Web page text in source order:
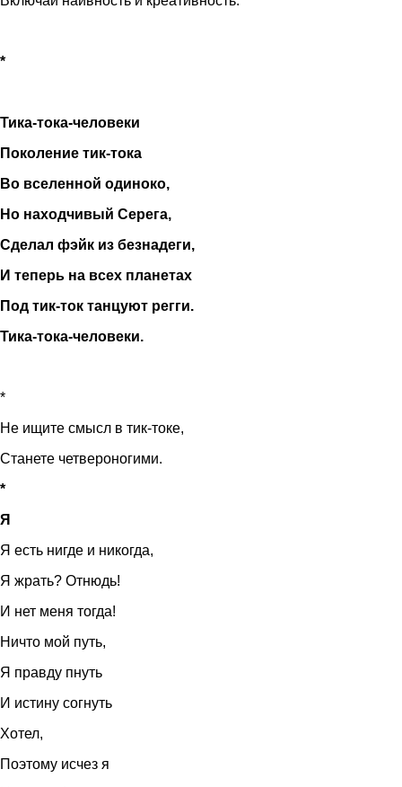
*
Тика-тока-человеки
Поколение тик-тока
Во вселенной одиноко,
Но находчивый Серега,
Сделал фэйк из безнадеги,
И теперь на всех планетах
Под тик-ток танцуют регги.
Тика-тока-человеки.
*
Не ищите смысл в тик-токе,
Станете четвероногими.
*
Я
Я есть нигде и никогда,
Я жрать? Отнюдь!
И нет меня тогда!
Ничто мой путь,
Я правду пнуть
И истину согнуть
Хотел,
Поэтому исчез я